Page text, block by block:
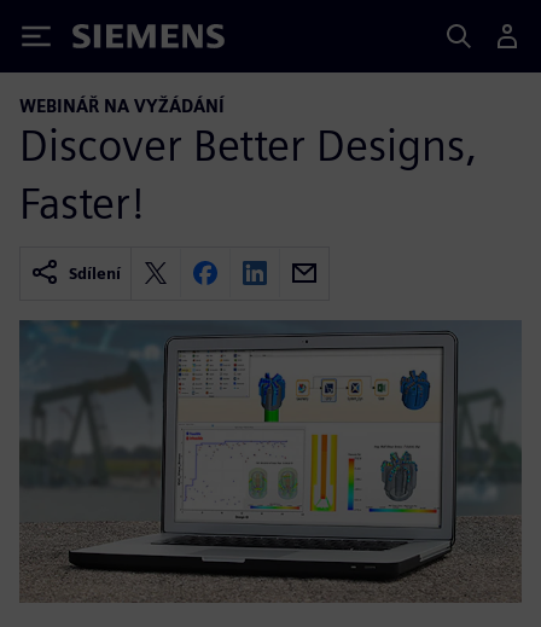
Siemens
WEBINÁŘ NA VYŽÁDÁNÍ
Discover Better Designs,
Faster!
Sdílení